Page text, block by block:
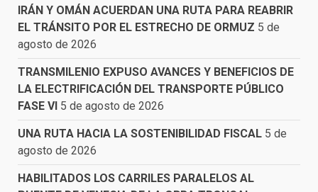
IRÁN Y OMÁN ACUERDAN UNA RUTA PARA REABRIR
EL TRÁNSITO POR EL ESTRECHO DE ORMUZ 5 de
agosto de 2026
TRANSMILENIO EXPUSO AVANCES Y BENEFICIOS DE
LA ELECTRIFICACIÓN DEL TRANSPORTE PÚBLICO
FASE VI 5 de agosto de 2026
UNA RUTA HACIA LA SOSTENIBILIDAD FISCAL 5 de
agosto de 2026
HABILITADOS LOS CARRILES PARALELOS AL